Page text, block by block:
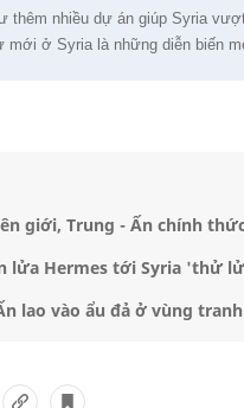
thêm nhiều dự án giúp Syria
mới ở Syria là những diễn biến
giới, Trung - Ấn chính
lửa Hermes tới Syria 'thử
lao vào ẩu đả ở vùng